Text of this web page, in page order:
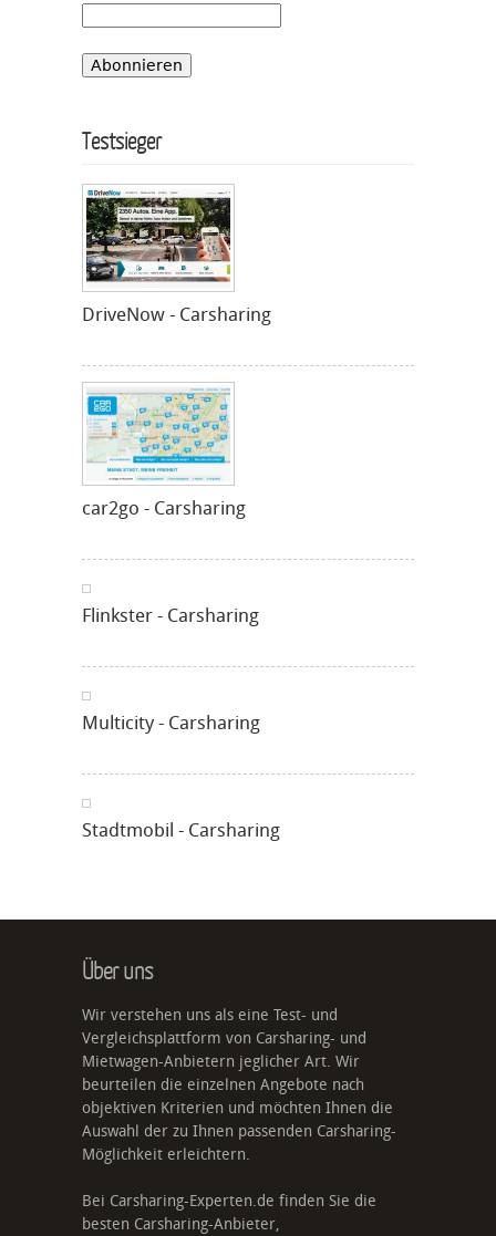
Testsieger
DriveNow - Carsharing
car2go - Carsharing
Flinkster - Carsharing
Multicity - Carsharing
Stadtmobil - Carsharing
Über uns
Wir verstehen uns als eine Test- und
Vergleichsplattform von Carsharing- und
Mietwagen-Anbietern jeglicher Art. Wir
beurteilen die einzelnen Angebote nach
objektiven Kriterien und möchten Ihnen die
Auswahl der zu Ihnen passenden Carsharing-
Möglichkeit erleichtern.
Bei Carsharing-Experten.de finden Sie die
besten Carsharing-Anbieter,